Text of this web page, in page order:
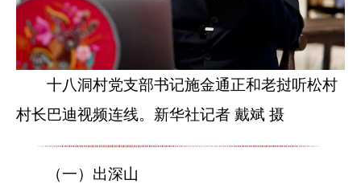
十八洞村党支部书记施金通正和老挝听松村
村长巴迪视频连线。新华社记者 戴斌 摄
（一）出深山